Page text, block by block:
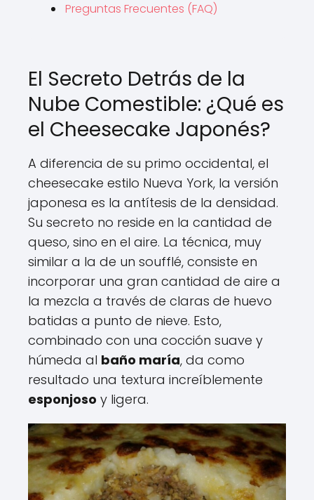
Preguntas Frecuentes (FAQ)
El Secreto Detrás de la
Nube Comestible: ¿Qué es
el Cheesecake Japonés?
A diferencia de su primo occidental, el
cheesecake estilo Nueva York, la versión
japonesa es la antítesis de la densidad.
Su secreto no reside en la cantidad de
queso, sino en el aire. La técnica, muy
similar a la de un soufflé, consiste en
incorporar una gran cantidad de aire a
la mezcla a través de claras de huevo
batidas a punto de nieve. Esto,
combinado con una cocción suave y
húmeda al baño maría, da como
resultado una textura increíblemente
esponjoso y ligera.